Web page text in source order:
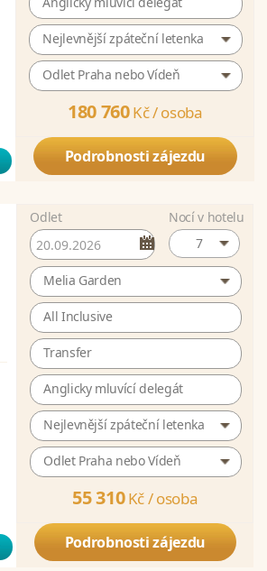
Nejlevnější zpáteční letenka
Odlet Praha nebo Vídeň
180 760Kč /osoba
Podrobnosti zájezdu
Odlet
Nocí v hotelu
7
Melia Garden
All Inclusive
Transfer
Anglicky mluvící delegát
Nejlevnější zpáteční letenka
Odlet Praha nebo Vídeň
55 310 Kč /osoba
Podrobnosti zájezdu